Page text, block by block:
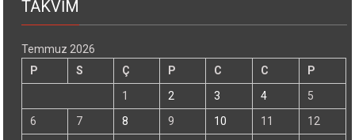
TAKVİM
Temmuz 2026
P
S Ç P C C
P
1
2 3 4
5
6
7 8 9 10 11
12